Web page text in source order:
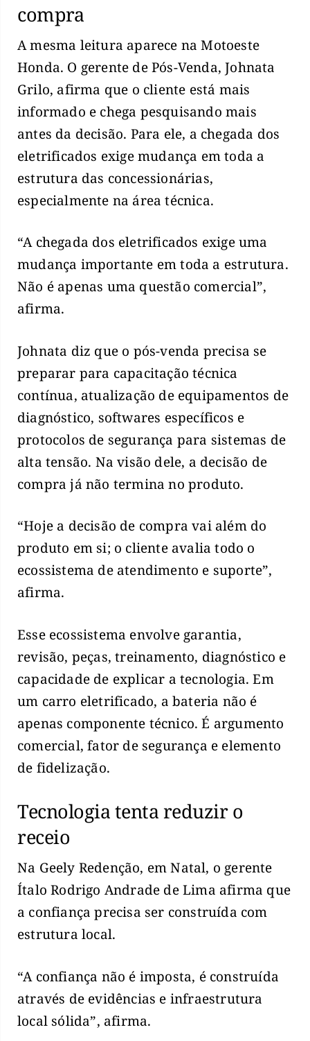
compra
A mesma leitura aparece na Motoeste
Honda. O gerente de Pós-Venda, Johnata
Grilo, afirma que o cliente está mais
informado e chega pesquisando mais
antes da decisão. Para ele, a chegada dos
eletrificados exige mudança em toda a
estrutura das concessionárias,
especialmente na área técnica.
“A chegada dos eletrificados exige uma
mudança importante em toda a estrutura.
Não é apenas uma questão comercial”,
afirma.
Johnata diz que o pós-venda precisa se
preparar para capacitação técnica
contínua, atualização de equipamentos de
diagnóstico, softwares específicos e
protocolos de segurança para sistemas de
alta tensão. Na visão dele, a decisão de
compra já não termina no produto.
“Hoje a decisão de compra vai além do
produto em si; o cliente avalia todo o
ecossistema de atendimento e suporte”,
afirma.
Esse ecossistema envolve garantia,
revisão, peças, treinamento, diagnóstico e
capacidade de explicar a tecnologia. Em
um carro eletrificado, a bateria não é
apenas componente técnico. É argumento
comercial, fator de segurança e elemento
de fidelização.
Tecnologia tenta reduzir o
receio
Na Geely Redenção, em Natal, o gerente
Ítalo Rodrigo Andrade de Lima afirma que
a confiança precisa ser construída com
estrutura local.
“A confiança não é imposta, é construída
através de evidências e infraestrutura
local sólida”, afirma.